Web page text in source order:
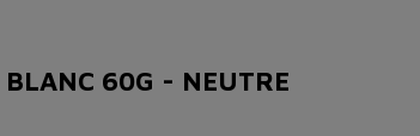
BLANC 60G - NEUTRE